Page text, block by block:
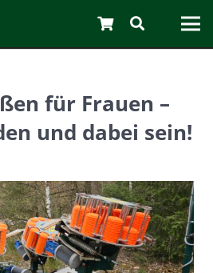
für Frauen –
und dabei sein!